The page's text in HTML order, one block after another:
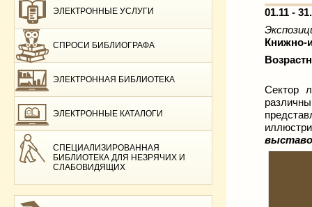
ЭЛЕКТРОННЫЕ УСЛУГИ
СПРОСИ БИБЛИОГРАФА
ЭЛЕКТРОННАЯ БИБЛИОТЕКА
ЭЛЕКТРОННЫЕ КАТАЛОГИ
СПЕЦИАЛИЗИРОВАННАЯ
БИБЛИОТЕКА ДЛЯ НЕЗРЯЧИХ И
СЛАБОВИДЯЩИХ
01.11 -
Книжно-
Сектор